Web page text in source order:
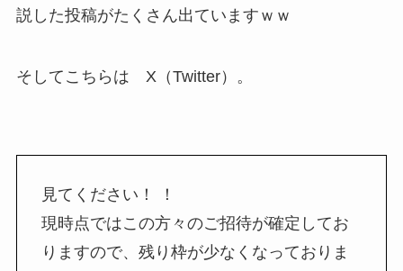
説した投稿がたくさん出ていますｗｗ
そしてこちらは X（Twitter）。
見てください！ ！
現時点ではこの方々のご招待が確定してお
りますので、残り枠が少なくなっておりま